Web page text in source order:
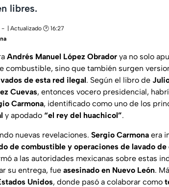
libres.
| Actualizado 🕑 16:27
Andrés Manuel López Obrador ya no solo
combustible, sino que también surgen
de esta red ilegal. Según el libro de
Cuevas, entonces vocero presidencial,
Carmona, identificado como uno de los
y apodado “el rey del huachicol”.
nuevas revelaciones. Sergio Carmona era
de combustible y operaciones de lavado
a las autoridades mexicanas sobre estas
su entrega, fue asesinado en Nuevo León.
Unidos, donde pasó a colaborar como